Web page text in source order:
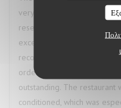
very accommodating when
reservation time, which was
excellent. I had the bœuf
recommendation of a red
ordered the octopus, and
outstanding. The restaurant
conditioned, which was